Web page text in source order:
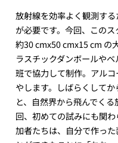
放射線を効率よく観測す
が必要です。今回、この
約30 cmx50 cmx15 cm の
ラスチックダンボールやベ
班で協力して制作。アル
やします。しばらくして
と、自然界から飛んでく
回、初めての試みにも関
加者たちは、自分で作っ